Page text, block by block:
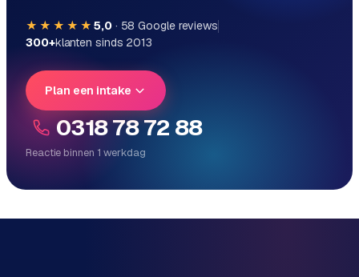
★★★★★ 5,0· 58 Google reviews
300+klanten sinds 2013
Plan een intake
0318 78 72 88
Reactie binnen 1 werkdag
Direct persoonlijk contact, geen ticketsysteem